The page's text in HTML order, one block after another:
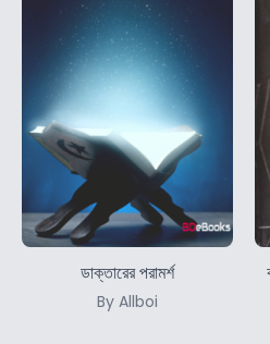
ডাক্তারের পরামর্শ
By Allboi